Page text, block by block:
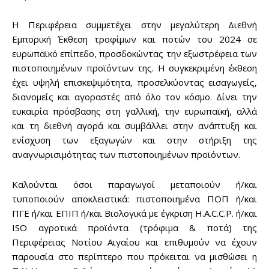
Η Περιφέρεια συμμετέχει στην μεγαλύτερη Διεθνή
Εμπορική Έκθεση τροφίμων και ποτών του 2024 σε
ευρωπαϊκό επίπεδο, προσδοκώντας την εξωστρέφεια των
πιστοποιημένων προϊόντων της. Η συγκεκριμένη έκθεση
έχει υψηλή επισκεψιμότητα, προσελκύοντας εισαγωγείς,
διανομείς και αγοραστές από όλο τον κόσμο. Δίνει την
ευκαιρία πρόσβασης στη γαλλική, την ευρωπαϊκή, αλλά
και τη διεθνή αγορά και συμβάλλει στην ανάπτυξη και
ενίσχυση των εξαγωγών και στην στήριξη της
αναγνωρισιμότητας των πιστοποιημένων προϊόντων.
Καλούνται όσοι παραγωγοί μεταποιούν ή/και
τυποποιούν αποκλειστικά: πιστοποιημένα ΠΟΠ ή/και
ΠΓΕ ή/και ΕΠΙΠ ή/και Βιολογικά με έγκριση H.A.C.C.P. ή/και
ISO αγροτικά προϊόντα (τρόφιμα & ποτά) της
Περιφέρειας Νοτίου Αιγαίου και επιθυμούν να έχουν
παρουσία στο περίπτερο που πρόκειται να μισθώσει η